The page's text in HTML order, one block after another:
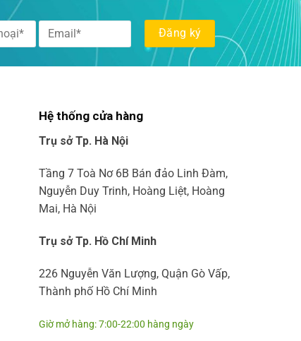
Hệ thống cửa hàng
Trụ sở Tp. Hà Nội
Tầng 7 Toà Nơ 6B Bán đảo Linh Đàm,
Nguyễn Duy Trinh, Hoàng Liệt, Hoàng
Mai, Hà Nội
Trụ sở Tp. Hồ Chí Minh
226 Nguyễn Văn Lượng, Quận Gò Vấp,
Thành phố Hồ Chí Minh
Giờ mở hàng: 7:00-22:00 hàng ngày